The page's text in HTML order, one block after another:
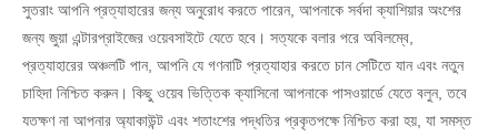
সুতরাং আপনি প্রত্যাহারের জন্য অনুরোধ করতে পারেন, আপনাকে সর্বদা ক্যাশিয়ার অংশের
জন্য জুয়া এন্টারপ্রাইজের ওয়েবসাইটে যেতে হবে। সত্যকে বলার পরে অবিলম্বে,
প্রত্যাহারের অঞ্চলটি পান, আপনি যে গণনাটি প্রত্যাহার করতে চান সেটিতে যান এবং নতুন
চাহিদা নিশ্চিত করুন। কিছু ওয়েব ভিত্তিক ক্যাসিনো আপনাকে পাসওয়ার্ডে যেতে বলুন, তবে
যতক্ষণ না আপনার অ্যাকাউন্ট এবং শতাংশের পদ্ধতির প্রকৃতপক্ষে নিশ্চিত করা হয়, যা সমস্ত